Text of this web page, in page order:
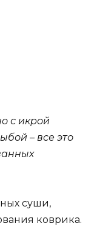
с икрой
– все это
суши,
коврика.